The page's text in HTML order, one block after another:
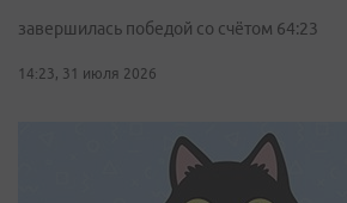
завершилась победой со счётом 64:23
14:23, 31 июля 2026